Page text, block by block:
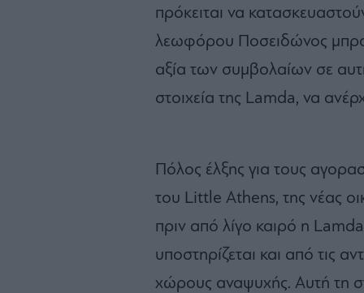
πρόκειται να
λεωφόρου Ποσειδώνος
αξία των συμβολαίων σε
στοιχεία της Lamda, να
Πόλος έλξης για τους
του Little Athens, της νέας
πριν από λίγο καιρό η
υποστηρίζεται και από τις
χώρους αναψυχής. Αυτή τη